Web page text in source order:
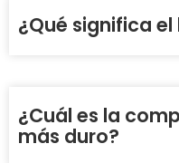
¿Qué significa
¿Cuál es la
más duro?